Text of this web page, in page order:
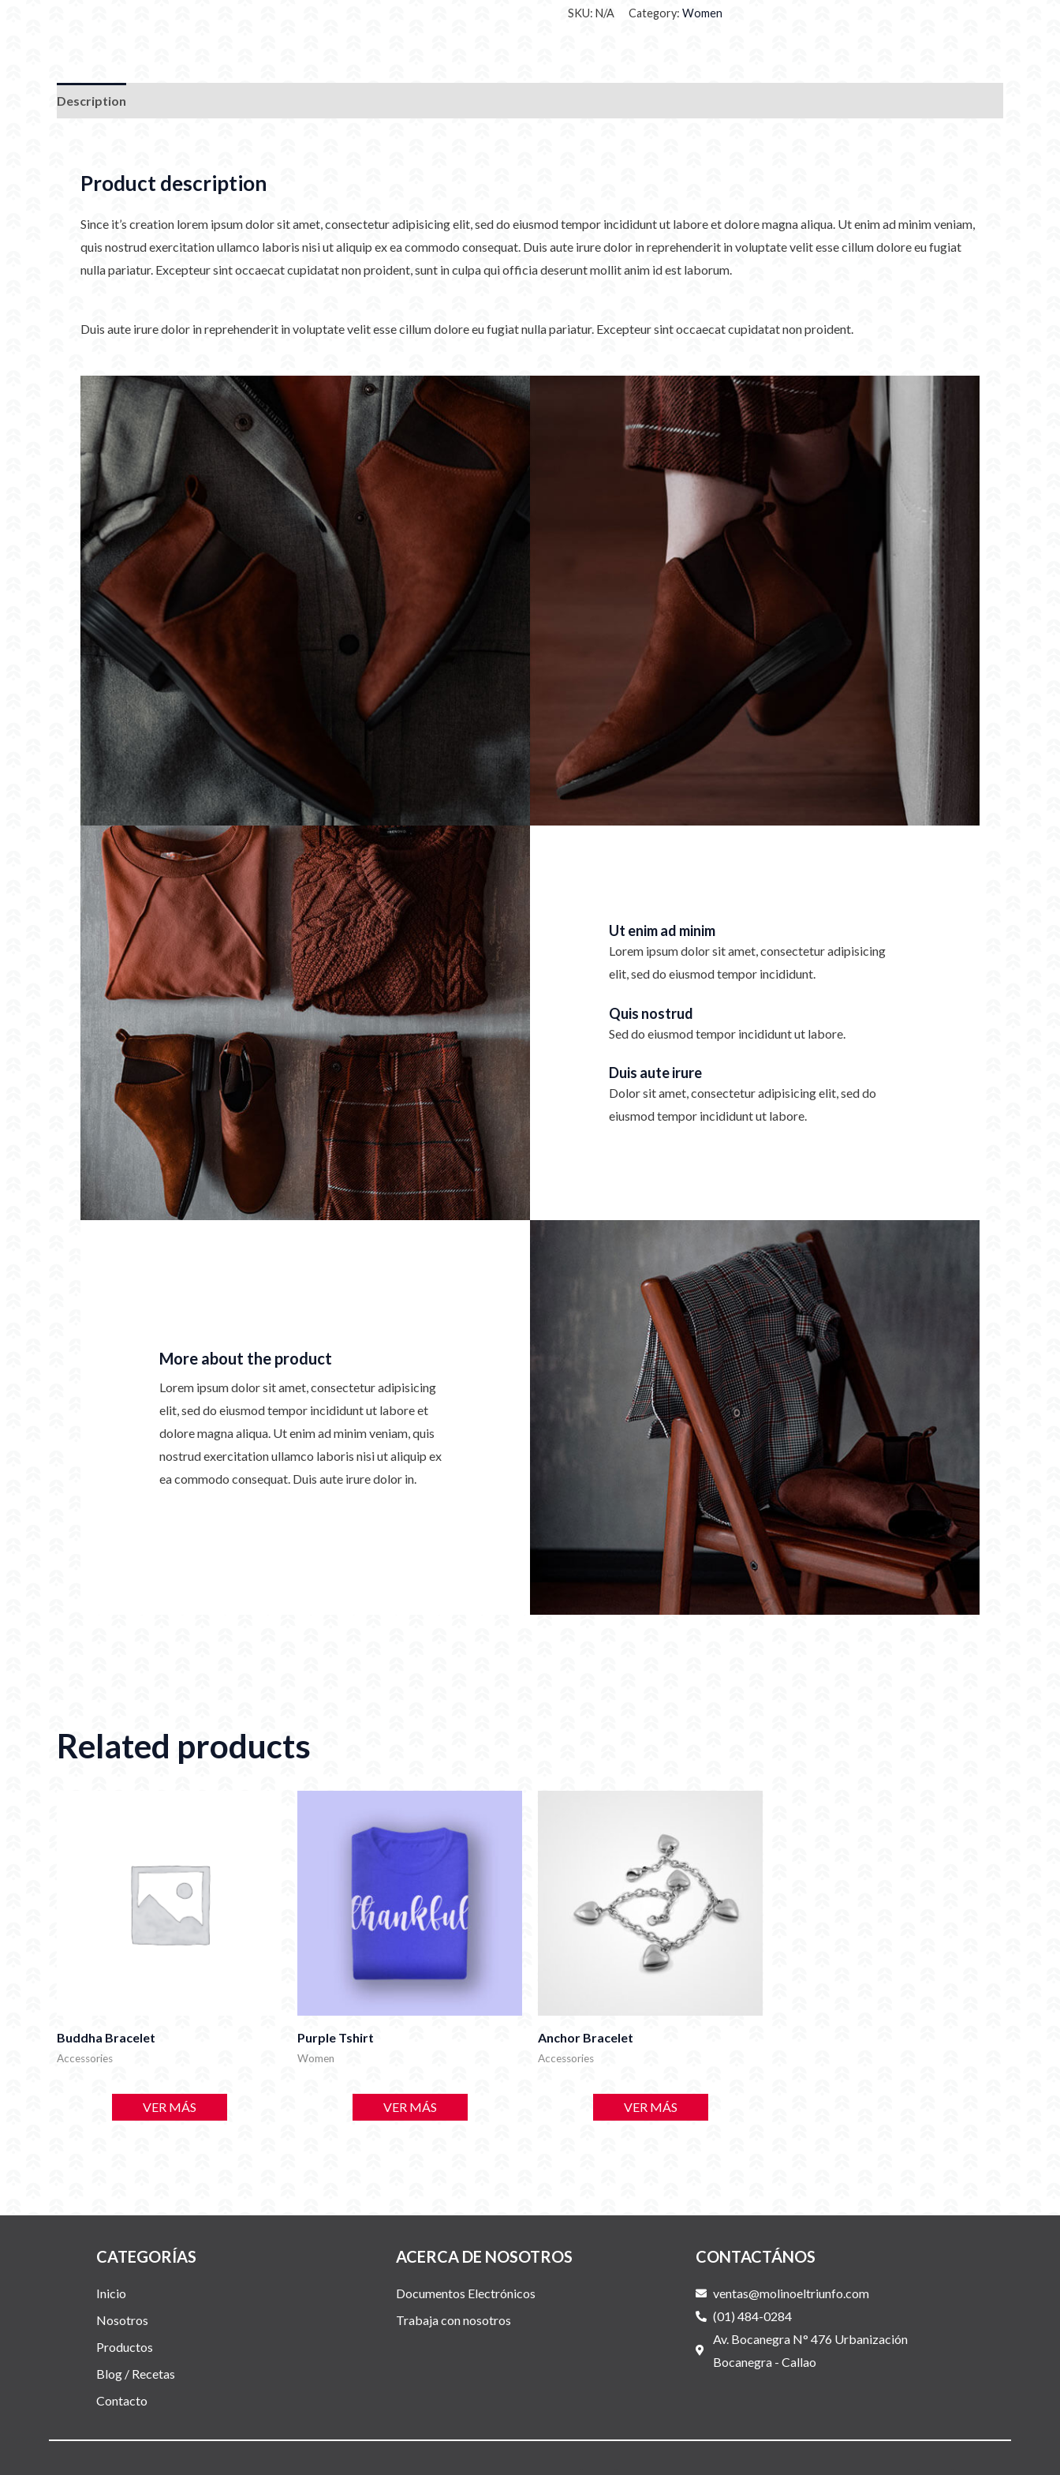
SKU: N/A Category: Women
Description
Product description
Since it’s creation lorem ipsum dolor sit amet, consectetur adipisicing elit, sed do eiusmod tempor incididunt ut labore et dolore magna aliqua. Ut enim ad minim veniam,
quis nostrud exercitation ullamco laboris nisi ut aliquip ex ea commodo consequat. Duis aute irure dolor in reprehenderit in voluptate velit esse cillum dolore eu fugiat
nulla pariatur. Excepteur sint occaecat cupidatat non proident, sunt in culpa qui officia deserunt mollit anim id est laborum.
Duis aute irure dolor in reprehenderit in voluptate velit esse cillum dolore eu fugiat nulla pariatur. Excepteur sint occaecat cupidatat non proident.
Ut enim ad minim
Lorem ipsum dolor sit amet, consectetur adipisicing
elit, sed do eiusmod tempor incididunt.
Quis nostrud
Sed do eiusmod tempor incididunt ut labore.
Duis aute irure
Dolor sit amet, consectetur adipisicing elit, sed do
eiusmod tempor incididunt ut labore.
More about the product
Lorem ipsum dolor sit amet, consectetur adipisicing
elit, sed do eiusmod tempor incididunt ut labore et
dolore magna aliqua. Ut enim ad minim veniam, quis
nostrud exercitation ullamco laboris nisi ut aliquip ex
ea commodo consequat. Duis aute irure dolor in.
Related products
Buddha Bracelet
Accessories
VER MÁS
Purple Tshirt
Women
VER MÁS
Anchor Bracelet
Accessories
VER MÁS
CATEGORÍAS
Inicio
Nosotros
Productos
Blog / Recetas
Contacto
ACERCA DE NOSOTROS
Documentos Electrónicos
Trabaja con nosotros
CONTACTÁNOS
ventas@molinoeltriunfo.com
(01) 484-0284
Av. Bocanegra N° 476 Urbanización
Bocanegra - Callao